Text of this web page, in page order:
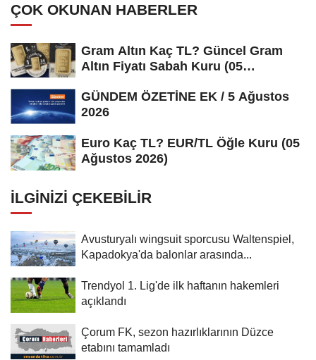
ÇOK OKUNAN HABERLER
Gram Altın Kaç TL? Güncel Gram
Altın Fiyatı Sabah Kuru (05
GÜNDEM ÖZETİNE EK / 5 Ağustos
2026
Euro Kaç TL? EUR/TL Öğle Kuru (05
Ağustos 2026)
İLGINIZI ÇEKEBILIR
Avusturyalı wingsuit sporcusu Waltenspiel,
Kapadokya'da balonlar arasında...
Trendyol 1. Lig'de ilk haftanın hakemleri
açıklandı
Çorum FK, sezon hazırlıklarının Düzce
etabını tamamladı